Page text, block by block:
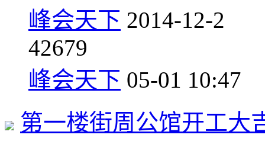
峰会天下 2014-12-2
42679
峰会天下 05-01 10:47
第一楼街周公馆开工大